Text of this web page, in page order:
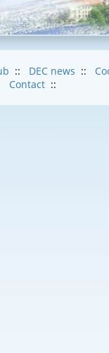
:: DEC news ::
Contact ::